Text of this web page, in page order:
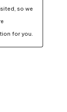
so we
for you.